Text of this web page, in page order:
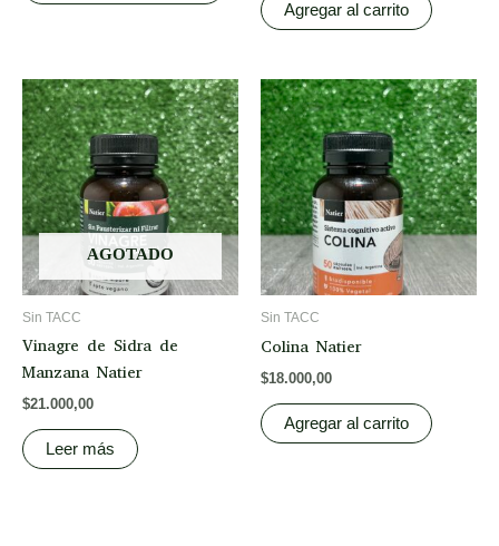
Agregar al carrito
AGOTADO
Sin TACC
Vinagre de Sidra de
Manzana Natier
$21.000,00
Leer más
Sin TACC
Colina Natier
$18.000,00
Agregar al carrito